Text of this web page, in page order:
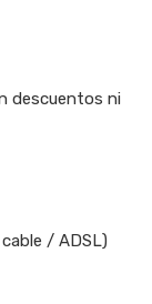
descuentos ni
/ ADSL)